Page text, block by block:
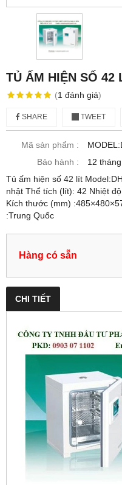
TỦ ẤM HIỆN SỐ 42
(1 đánh giá)
SHARE TWEET
Mã sản phẩm :
Bảo hành :
12 tháng
Tủ ấm hiện số 42 lít
nhật Thể tích (lít): 42 Nhiệt
Kích thước (mm)
:Trung Quốc
Hàng có sẵn
CHI TIẾT